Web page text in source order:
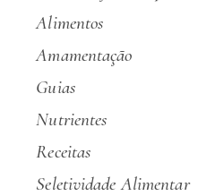
Alimentos
Amamentação
Guias
Nutrientes
Receitas
Seletividade Alimentar